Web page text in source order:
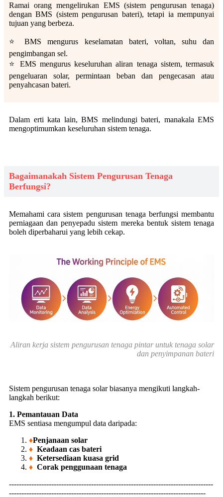
Ramai orang mengelirukan EMS (sistem pengurusan tenaga)
dengan BMS (sistem pengurusan bateri), tetapi ia mempunyai
tujuan yang berbeza.
⭐ BMS mengurus keselamatan bateri, voltan, suhu dan
pengimbangan sel.
⭐ EMS mengurus keseluruhan aliran tenaga sistem, termasuk
pengeluaran solar, permintaan beban dan pengecasan atau
penyahcasan bateri.
Dalam erti kata lain, BMS melindungi bateri, manakala EMS
mengoptimumkan keseluruhan sistem tenaga.
Bagaimanakah Sistem Pengurusan Tenaga
Berfungsi?
Memahami cara sistem pengurusan tenaga berfungsi membantu
perniagaan dan penyepadu sistem mereka bentuk sistem tenaga
boleh diperbaharui yang lebih cekap.
Aliran kerja sistem pengurusan tenaga pintar untuk tenaga solar
dan penyimpanan bateri
Sistem pengurusan tenaga solar biasanya mengikuti langkah-
langkah berikut:
1. Pemantauan Data
EMS sentiasa mengumpul data daripada:
♦Penjanaan solar
♦ Keadaan cas bateri
♦ Ketersediaan kuasa grid
♦ Corak penggunaan tenaga
----------------------------------------------------------------------------------
-------------------------------------------------------------------------------